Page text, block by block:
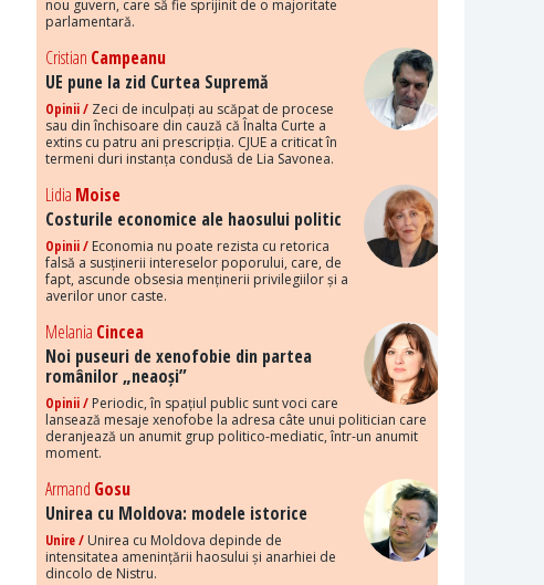
nou guvern, care să fie sprijinit de o majoritate
parlamentară.
Cristian Campeanu
UE pune la zid Curtea Supremă
Opinii / Zeci de inculpați au scăpat de procese
sau din închisoare din cauză că Înalta Curte a
extins cu patru ani prescripția. CJUE a criticat în
termeni duri instanța condusă de Lia Savonea.
Lidia Moise
Costurile economice ale haosului politic
Opinii / Economia nu poate rezista cu retorica
falsă a susținerii intereselor poporului, care, de
fapt, ascunde obsesia menținerii privilegiilor și a
averilor unor caste.
Melania Cincea
Noi puseuri de xenofobie din partea
românilor „neaoși”
Opinii / Periodic, în spațiul public sunt voci care
lansează mesaje xenofobe la adresa câte unui politician care
deranjează un anumit grup politico-mediatic, într-un anumit
moment.
Armand Gosu
Unirea cu Moldova: modele istorice
Unire / Unirea cu Moldova depinde de
intensitatea amenințării haosului și anarhiei de
dincolo de Nistru.